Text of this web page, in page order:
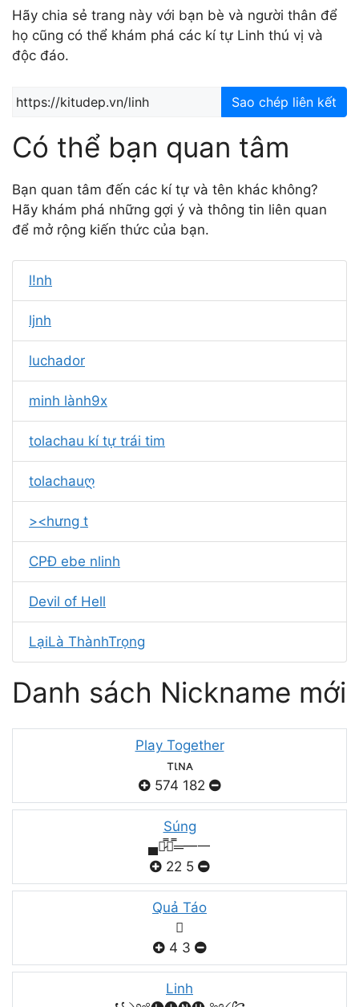
Hãy chia sẻ trang này với bạn bè và người thân để
họ cũng có thể khám phá các kí tự Linh thú vị và
độc đáo.
Sao chép liên kết
Có thể bạn quan tâm
Bạn quan tâm đến các kí tự và tên khác không?
Hãy khám phá những gợi ý và thông tin liên quan
để mở rộng kiến thức của bạn.
l!nh
ljnh
luchador
minh lành9x
tolachau kí tự trái tim
tolachauღ
><hưng t
CPĐ ebe nlinh
Devil of Hell
LạiLà ThànhTrọng
Danh sách Nickname mới
Play Together
тιɴᴀ
574 182
Súng
▄︻̷̿┻̿═━一
22 5
Quả Táo

4 3
Linh